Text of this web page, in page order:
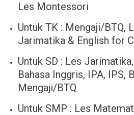
Les Montessori
Untuk TK : Mengaji/BTQ,
Jarimatika & English for
Untuk SD : Les
Bahasa Inggris, IPA, IPS,
Mengaji/BTQ
Untuk SMP : Les